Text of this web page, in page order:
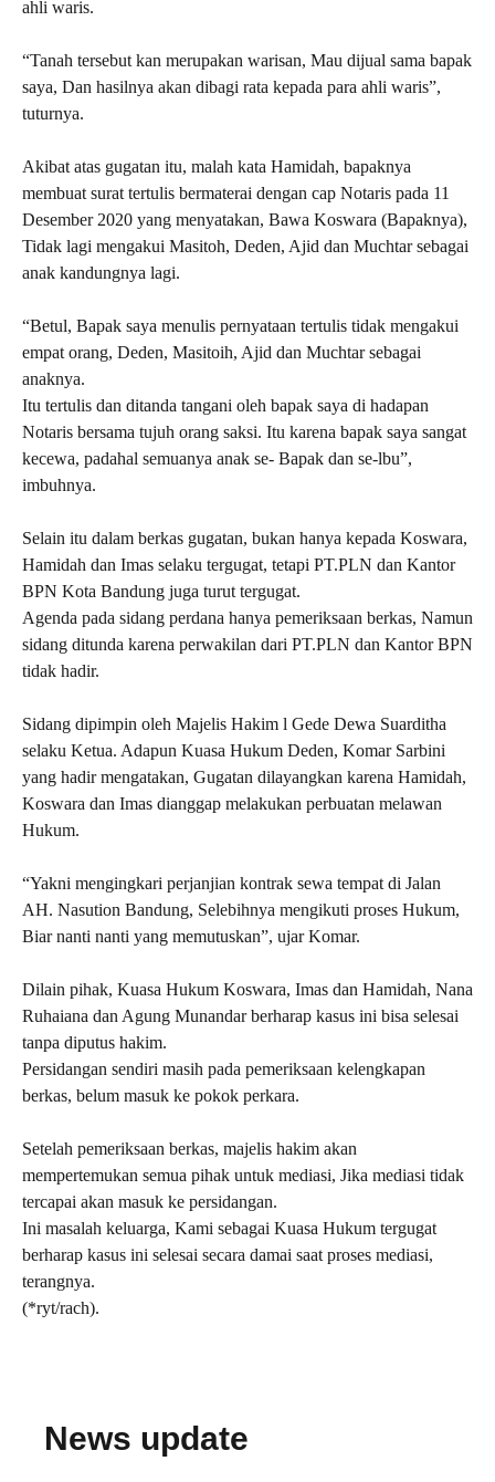
ahli waris.
“Tanah tersebut kan merupakan warisan, Mau dijual sama bapak
saya, Dan hasilnya akan dibagi rata kepada para ahli waris”,
tuturnya.
Akibat atas gugatan itu, malah kata Hamidah, bapaknya
membuat surat tertulis bermaterai dengan cap Notaris pada 11
Desember 2020 yang menyatakan, Bawa Koswara (Bapaknya),
Tidak lagi mengakui Masitoh, Deden, Ajid dan Muchtar sebagai
anak kandungnya lagi.
“‎Betul, Bapak saya menulis pernyataan tertulis tidak mengakui
empat orang, Deden, Masitoih, Ajid dan Muchtar sebagai
anaknya.
Itu tertulis dan ditanda tangani oleh bapak saya di hadapan
Notaris bersama tujuh orang saksi. Itu karena bapak saya sangat
kecewa, padahal semuanya anak se- Bapak dan se-lbu”,
imbuhnya.
Selain itu dalam berkas gugatan, bukan hanya kepada Koswara,
Hamidah dan Imas selaku tergugat, tetapi PT.PLN dan Kantor
BPN Kota Bandung juga turut tergugat.
Agenda pada sidang perdana hanya pemeriksaan berkas‎, Namun
sidang ditunda karena perwakilan dari PT.PLN dan Kantor BPN
tidak hadir.
Sidang dipimpin oleh Majelis Hakim l Gede Dewa Suarditha
selaku Ketua. Adapun Kuasa Hukum Deden, Komar Sarbini
yang hadir mengatakan, Gugatan dilayangkan karena Hamidah,
Koswara dan Imas dianggap melakukan perbuatan melawan
Hukum.
“Yakni mengingkari perjanjian kontrak sewa tempat di Jalan
AH. Nasution Bandung, Selebihnya mengikuti proses Hukum,
Biar nanti nanti yang memutuskan”, ujar Komar.
Dilain pihak, Kuasa Hukum Koswara, Imas dan Hamidah, Nana
Ruhaiana dan Agung Munandar berharap kasus ini bisa selesai
tanpa diputus hakim.
Persidangan sendiri masih pada pemeriksaan kelengkapan
berkas, belum masuk ke pokok perkara.
Setelah pemeriksaan berkas, majelis hakim akan
mempertemukan semua pihak untuk mediasi, Jika mediasi tidak
tercapai akan masuk ke persidangan.
Ini masalah keluarga, Kami sebagai Kuasa Hukum tergugat
berharap kasus ini selesai secara damai saat proses mediasi,
terangnya.
(*ryt/rach).
News update